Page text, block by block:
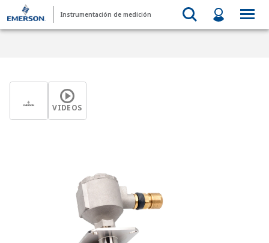
Instrumentación de medición
VIDEOS